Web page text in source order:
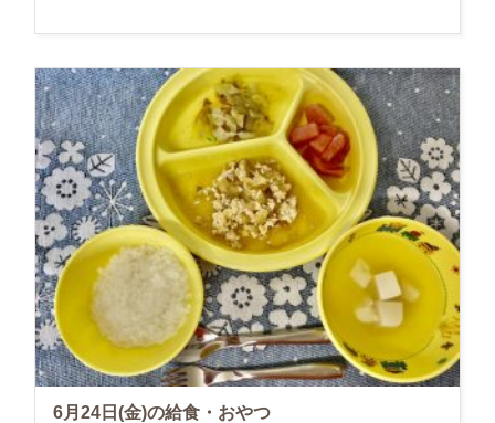
6月24日(金)の給食・おやつ